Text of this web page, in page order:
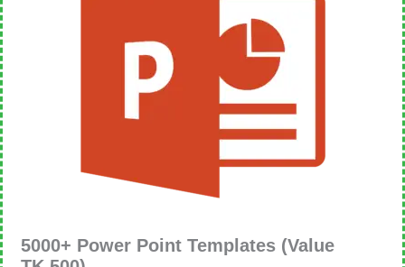
5000+ Power Point Templates (Value